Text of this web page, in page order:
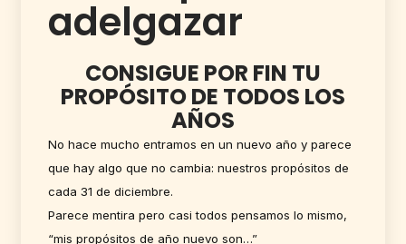
adelgazar
CONSIGUE POR FIN TU
PROPÓSITO DE TODOS LOS
AÑOS
No hace mucho entramos en un nuevo año y parece
que hay algo que no cambia: nuestros propósitos de
cada 31 de diciembre.
Parece mentira pero casi todos pensamos lo mismo,
“mis propósitos de año nuevo son…”